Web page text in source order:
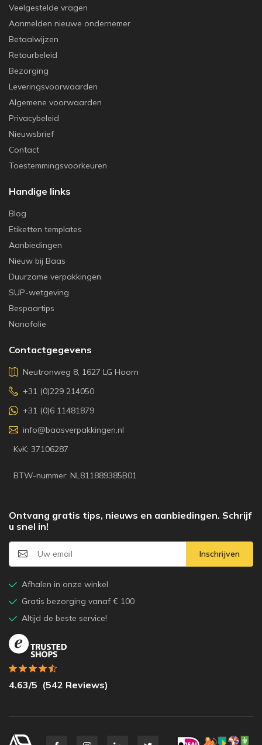
Veelgestelde vragen
Aanmelden nieuwe ondernemer
Betaalwijzen
Retourbeleid
Bezorging
Leveringsvoorwaarden
Algemene voorwaarden
Privacybeleid
Nieuwsbrief
Contact
Toestemmingsvoorkeuren
Handige links
Blog
Etiketten templates
Aanbiedingen
Nieuw bij Baas
Duurzame verpakkingen
SUP-wetgeving
Bespaartips
Nanofolie
Contactgegevens
Neutronweg 8, 1627 LG Hoorn
+31 (0)229 214050
+31 (0)6 11481879
info@baasverpakkingen.nl
KvK: 37106287
BTW-nummer: NL811889385B01
Ontvang gratis tips, nieuws en aanbiedingen. Schrijf
u snel in!
Inschrijven
Afhalen in onze winkel
Gratis bezorging vanaf € 100
Altijd de beste service!
4.63/5 (542 Reviews)